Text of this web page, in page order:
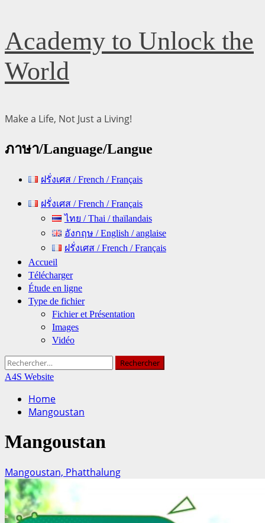
Skip
to
content
Academy to Unlock the
World
Make a Life, Not Just a Living!
ภาษา/Language/Langue
ฝรั่งเศส / French / Français
Primary ฝรั่งเศส / French / Français
ไทย / Thai / thaïlandais
อังกฤษ / English / anglaise
ฝรั่งเศส / French / Français
Accueil
Télécharger
Étude en ligne
Type de fichier
Fichier et Présentation
Images
Vidéo
Rechercher :
A4S Website
Home
Mangoustan
Mangoustan
Mangoustan, Phatthalung